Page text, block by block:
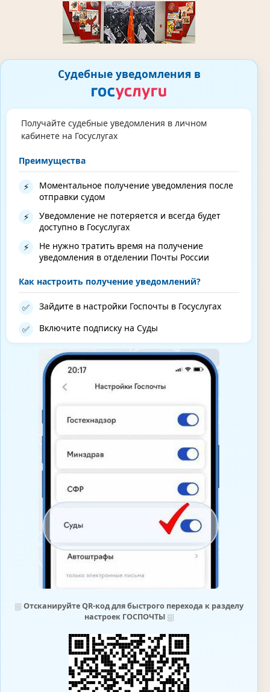
Судебные уведомления в
Получайте судебные уведомления в личном
кабинете на Госуслугах
Преимущества
⚡
Моментальное получение уведомления после
отправки судом
⚡
Уведомление не потеряется и всегда будет
доступно в Госуслугах
⚡
Не нужно тратить время на получение
уведомления в отделении Почты России
Как настроить получение уведомлений?
✅ Зайдите в настройки Госпочты в Госуслугах
✅ Включите подписку на Суды
⛆ Отсканируйте QR-код для быстрого перехода к разделу
настроек ГОСПОЧТЫ⛆